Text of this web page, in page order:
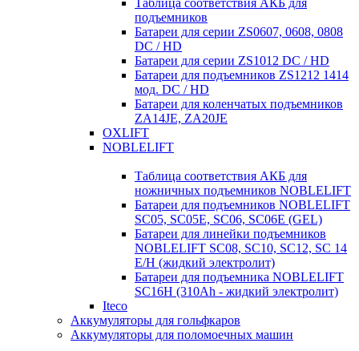
Таблица соответствия АКБ для
подъемников
Батареи для серии ZS0607, 0608, 0808
DC / HD
Батареи для серии ZS1012 DC / HD
Батареи для подъемников ZS1212 1414
мод. DC / HD
Батареи для коленчатых подъемников
ZA14JE, ZA20JE
OXLIFT
NOBLELIFT
Таблица соответствия АКБ для
ножничных подъемников NOBLELIFT
Батареи для подъемников NOBLELIFT
SC05, SC05E, SC06, SC06E (GEL)
Батареи для линейки подъемников
NOBLELIFT SC08, SC10, SC12, SC 14
E/H (жидкий электролит)
Батареи для подъемника NOBLELIFT
SC16H (310Ah - жидкий электролит)
Iteco
Аккумуляторы для гольфкаров
Аккумуляторы для поломоечных машин